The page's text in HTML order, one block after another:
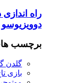
راه
دوویزیوسو
برچسب
گلدن
بازی